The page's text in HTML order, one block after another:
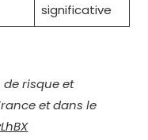
significative
de risque et
et dans le